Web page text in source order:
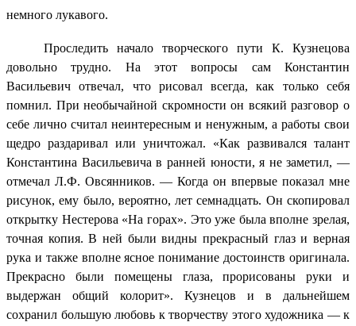
немного лукавого.
Проследить начало творческого пути К. Кузнецова
довольно трудно. На этот вопросы сам Константин
Васильевич отвечал, что рисовал всегда, как только себя
помнил. При необычайной скромности он всякий разговор о
себе лично считал неинтересным и ненужным, а работы свои
щедро раздаривал или уничтожал. «Как развивался талант
Константина Васильевича в ранней юности, я не заметил, —
отмечал Л.Ф. Овсянников. — Когда он впервые показал мне
рисунок, ему было, вероятно, лет семнадцать. Он скопировал
открытку Нестерова «На горах». Это уже была вполне зрелая,
точная копия. В ней были видны прекрасный глаз и верная
рука и также вполне ясное понимание достоинств оригинала.
Прекрасно были помещены глаза, прорисованы руки и
выдержан общий колорит». Кузнецов и в дальнейшем
сохранил большую любовь к творчеству этого художника — к